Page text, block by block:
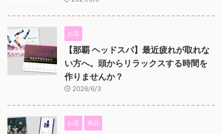
お店
【那覇 ヘッドスパ】最近疲れが取れな
い方へ。頭からリラックスする時間を
作りませんか？
2026/6/3
お店 商品